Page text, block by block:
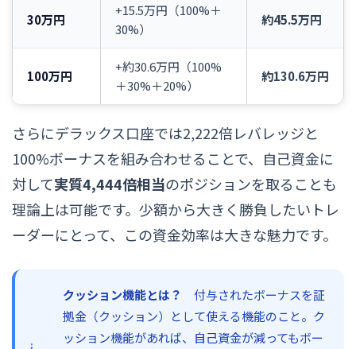
30万円
+15.5万円（100%＋
30%）
約45.5万円
100万円
+約30.6万円（100%
＋30%＋20%）
約130.6万円
さらにデラックス口座では2,222倍レバレッジと
100%ボーナスを組み合わせることで、自己資金に
対して実質4,444倍相当のポジションを取ることも
理論上は可能です。少額から大きく勝負したいトレ
ーダーにとって、この資金効率は大きな魅力です。
クッション機能とは？
付与されたボーナスを証
拠金（クッション）として使える機能のこと。ク
ッション機能があれば、自己資金が減ってもボー